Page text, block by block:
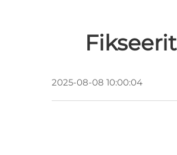
2025-08-08 10:00:04